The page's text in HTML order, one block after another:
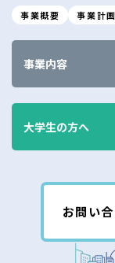
事業概要 事業計
事業内容
大学生の方へ
お問い